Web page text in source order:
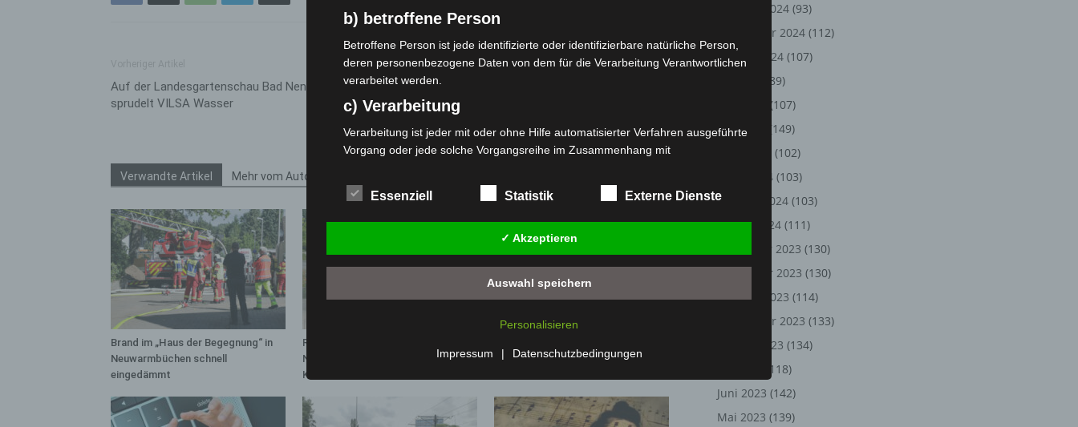
Auf der Landesgartenschau Bad Nenndorf 2026
sprudelt VILSA Wasser
Nächster Artikel
Bürgermeister Heuer fordert Umdenken bei
Verwandte Artikel Mehr vom Autor
Brand im „Haus der Begegnung“ in
Neuwarmbüchen schnell
eingedämmt
Region Hannover: 21 neue
Notfallsanitäter starten beim Roten
Kreuz
A7 – Polizei sucht Zeugen
Oktober 2024 (93)
September 2024 (112)
August 2024 (107)
(89)
(107)
Mai 2024
(149)
(102)
März 2024 (103)
Februar 2024 (103)
Januar 2024 (111)
Dezember 2023 (130)
November 2023 (130)
Oktober 2023 (114)
September 2023 (133)
August 2023 (134)
(118)
Juni 2023 (142)
Mai 2023 (139)
b) betroffene Person
Betroffene Person ist jede identifizierte oder identifizierbare natürliche Person,
deren personenbezogene Daten von dem für die Verarbeitung Verantwortlichen
verarbeitet werden.
c) Verarbeitung
Verarbeitung ist jeder mit oder ohne Hilfe automatisierter Verfahren ausgeführte
Vorgang oder jede solche Vorgangsreihe im Zusammenhang mit
das Ordnen, die Speicherung, die Anpassung oder Veränderung, das Auslesen,
das Abfragen, die Verwendung, die Offenlegung durch Übermittlung, Verbreitung
oder eine andere Form der Bereitstellung, den Abgleich oder die Verknüpfung,
die Einschränkung, das Löschen oder die Vernichtung.
d) Einschränkung der Verarbeitung
Einschränkung der Verarbeitung ist die Markierung gespeicherter
Profiling ist jede Art der automatisierten Verarbeitung personenbezogener
Daten, die darin besteht, dass diese personenbezogenen Daten verwendet
werden, um bestimmte persönliche Aspekte, die sich auf eine natürliche Person
Essenziell Statistik Externe Dienste
✓ Akzeptieren
Auswahl speichern
Personalisieren
Impressum | Datenschutzbedingungen